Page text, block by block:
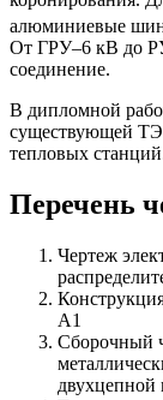
алюминиевые
От ГРУ–6 кВ до
соединение.
В дипломной
существующей
тепловых
Перечень
Чертеж
А1
Сборочный
двухцепной